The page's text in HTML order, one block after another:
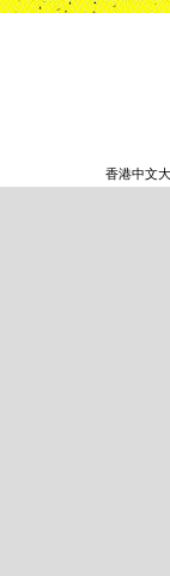
香港中文